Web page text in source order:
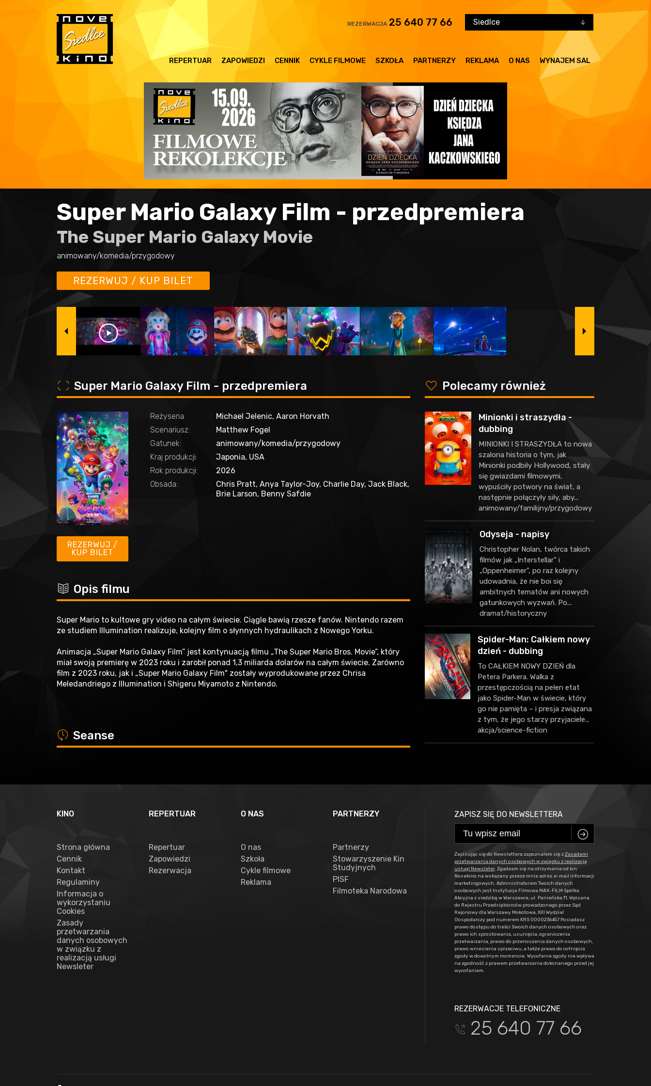
REZERWACJA 25 640 77 66 Siedlce
REPERTUAR ZAPOWIEDZI CENNIK CYKLE FILMOWE SZKOŁA PARTNERZY REKLAMA O NAS WYNAJEM SAL
Super Mario Galaxy Film - przedpremiera
The Super Mario Galaxy Movie
animowany/komedia/przygodowy
REZERWUJ / KUP BILET
o Super Mario Galaxy Film - przedpremiera
REZERWUJ /
KUP BILET
Reżyseria
Michael Jelenic, Aaron Horvath
Scenariusz:
Matthew Fogel
Gatunek:
animowany/komedia/przygodowy
Kraj produkcji:
Japonia, USA
Rok produkcji:
2026
Obsada:
Chris Pratt, Anya Taylor-Joy, Charlie Day, Jack Black,
Brie Larson, Benny Safdie
c Opis filmu
Super Mario to kultowe gry video na całym świecie. Ciągle bawią rzesze fanów. Nintendo razem
ze studiem Illumination realizuje, kolejny film o słynnych hydraulikach z Nowego Yorku.
Animacja „Super Mario Galaxy Film” jest kontynuacją filmu „The Super Mario Bros. Movie”, który
miał swoją premierę w 2023 roku i zarobił ponad 1,3 miliarda dolarów na całym świecie. Zarówno
film z 2023 roku, jak i „Super Mario Galaxy Film" zostały wyprodukowane przez Chrisa
Meledandriego z Illumination i Shigeru Miyamoto z Nintendo.
a Seanse
y Polecamy również
Minionki i straszydła -
dubbing
MINIONKI I STRASZYDŁA to nowa
szalona historia o tym, jak
Minionki podbiły Hollywood, stały
się gwiazdami filmowymi,
wypuściły potwory na świat, a
następnie połączyły siły, aby...
animowany/familijny/przygodowy
Odyseja - napisy
Christopher Nolan, twórca takich
filmów jak „Interstellar” i
„Oppenheimer”, po raz kolejny
udowadnia, że nie boi się
ambitnych tematów ani nowych
gatunkowych wyzwań. Po...
dramat/historyczny
Spider-Man: Całkiem nowy
dzień - dubbing
To CAŁKIEM NOWY DZIEŃ dla
Petera Parkera. Walka z
przestępczością na pełen etat
jako Spider-Man w świecie, który
go nie pamięta – i presja związana
z tym, że jego starzy przyjaciele...
akcja/science-fiction
KINO
Strona główna
Cennik
Kontakt
Regulaminy
Informacja o
wykorzystaniu
Cookies
Zasady
przetwarzania
danych osobowych
w związku z
realizacją usługi
Newsleter
REPERTUAR
Repertuar
Zapowiedzi
Rezerwacja
O NAS
O nas
Szkoła
Cykle filmowe
Reklama
PARTNERZY
Partnerzy
Stowarzyszenie Kin
Studyjnych
PISF
Filmoteka Narodowa
ZAPISZ SIĘ DO NEWSLETTERA
C
Zapisując się do Newslettera zapoznałem się zZasadami
przetwarzania danych osobowych w związku z realizacją
usługi Newsleter. Zgadzam się na otrzymanie od kin
Novekino na wskazany przeze mnie adres e-mail informacji
marketingowych. Administratorem Twoich danych
osobowych jest Instytucja Filmowa MAX-FILM Spółka
Akcyjna z siedzibą w Warszawie, ul. Panieńska 11, Wpisana
do Rejestru Przedsiębiorców prowadzonego przez Sąd
Rejonowy dla Warszawy Mokotowa, XIII Wydział
Gospodarczy pod numerem KRS 0000236457 Posiadasz
prawo dostępu do treści Swoich danych osobowych oraz
prawo ich sprostowania, usunięcia, ograniczenia
przetwarzania, prawo do przenoszenia danych osobowych,
prawo wniesienia sprzeciwu, a także prawo do cofnięcia
zgody w dowolnym momencie. Wycofanie zgody nie wpływa
na zgodność z prawem przetwarzania dokonanego przed jej
wycofaniem.
REZERWACJE TELEFONICZNE
t 25 640 77 66